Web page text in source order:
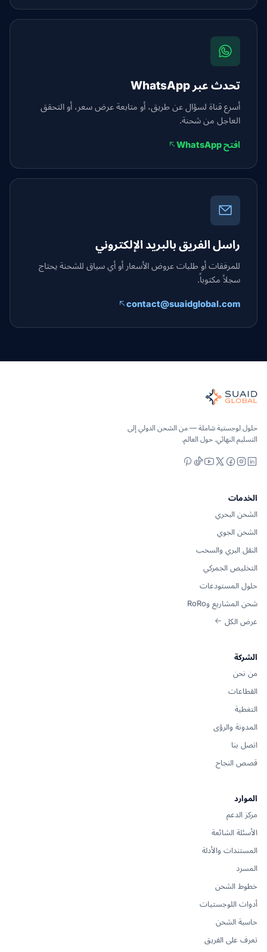
تحدث عبر WhatsApp
أسرع قناة لسؤال عن طريق، أو متابعة عرض سعر، أو التحقق
العاجل من شحنة.
افتح WhatsApp
راسل الفريق بالبريد الإلكتروني
للمرفقات أو طلبات عروض الأسعار أو أي سياق للشحنة يحتاج
سجلاً مكتوباً.
contact@suaidglobal.com
حلول لوجستية شاملة — من الشحن الدولي إلى
التسليم النهائي. حول العالم.
LinkedIn
Instagram
Facebook
X
YouTube
TikTok
الخدمات
الشحن البحري
الشحن الجوي
النقل البري والسحب
التخليص الجمركي
حلول المستودعات
شحن المشاريع وRoRo
عرض الكل
الشركة
من نحن
القطاعات
التغطية
المدونة والرؤى
اتصل بنا
قصص النجاح
الموارد
مركز الدعم
الأسئلة الشائعة
المستندات والأدلة
المسرد
خطوط الشحن
أدوات اللوجستيات
حاسبة الشحن
تعرف على الفريق